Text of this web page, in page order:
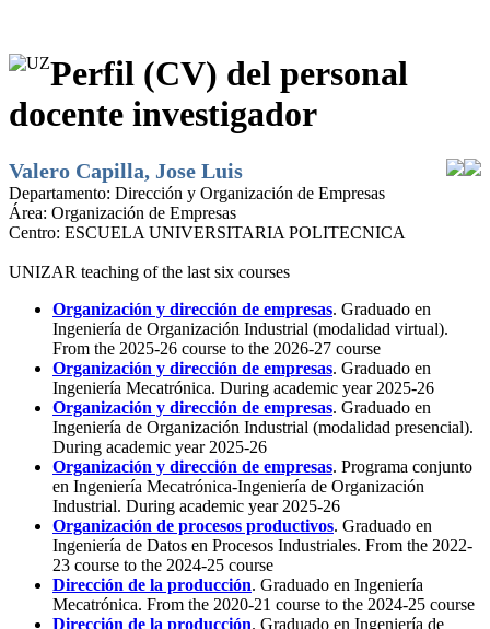
Perfil (CV) del personal
docente investigador
Valero Capilla, Jose Luis
Departamento: Dirección y Organización de Empresas
Área: Organización de Empresas
Centro: ESCUELA UNIVERSITARIA POLITECNICA
UNIZAR teaching of the last six courses
Organización y dirección de empresas. Graduado en
Ingeniería de Organización Industrial (modalidad virtual).
From the 2025-26 course to the 2026-27 course
Organización y dirección de empresas. Graduado en
Ingeniería Mecatrónica. During academic year 2025-26
Organización y dirección de empresas. Graduado en
Ingeniería de Organización Industrial (modalidad presencial).
During academic year 2025-26
Organización y dirección de empresas. Programa conjunto
en Ingeniería Mecatrónica-Ingeniería de Organización
Industrial. During academic year 2025-26
Organización de procesos productivos. Graduado en
Ingeniería de Datos en Procesos Industriales. From the 2022-
23 course to the 2024-25 course
Dirección de la producción. Graduado en Ingeniería
Mecatrónica. From the 2020-21 course to the 2024-25 course
Dirección de la producción. Graduado en Ingeniería de